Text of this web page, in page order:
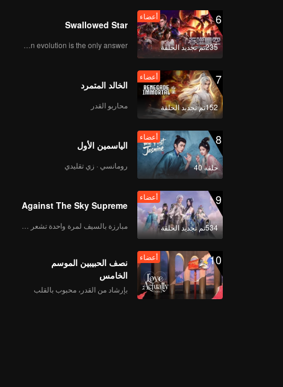
أعضاء
《相声全记录》EP07第
一版（加更分类）
《斗笑社》EP08上第一
版 海外版
《斗笑社3》EP08下海
外版第二版
أعضاء
《斗笑社3》加更EP08
第一版（加更分类）
أعضاء
《斗笑社3》营业中
EP08第一版（加更分
6
235تم تجديد الحلقة
أعضاء
Swallowed Star
Human evolution is the only answer.
7
152تم تجديد الحلقة
أعضاء
الخالد المتمرد
محاربو القدر
8
حلقة 40
أعضاء
الياسمين الأول
رومانسي · زي تقليدي
9
534تم تجديد الحلقة
أعضاء
Against The Sky Supreme
10 أعضاء
نصف الحبيبين الموسم
الخامس
بإرشاد من القدر، محبوب بالقلب